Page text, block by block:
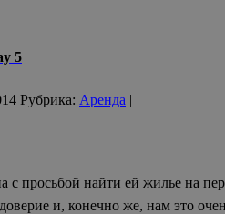
5
Рубрика: Аренда |
просьбой найти ей жилье на
и, конечно же, нам это